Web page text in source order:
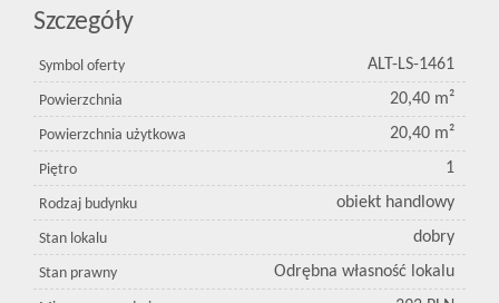
Szczegóły
Symbol oferty ALT-LS-1461
Powierzchnia 20,40 m²
Powierzchnia użytkowa 20,40 m²
Piętro 1
Rodzaj budynku obiekt handlowy
Stan lokalu dobry
Stan prawny Odrębna własność lokalu